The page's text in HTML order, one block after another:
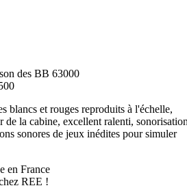
des BB 63000
blancs et rouges reproduits à l'échelle,
de la cabine, excellent ralenti,
sonores de jeux inédites pour simuler
en France
REE !